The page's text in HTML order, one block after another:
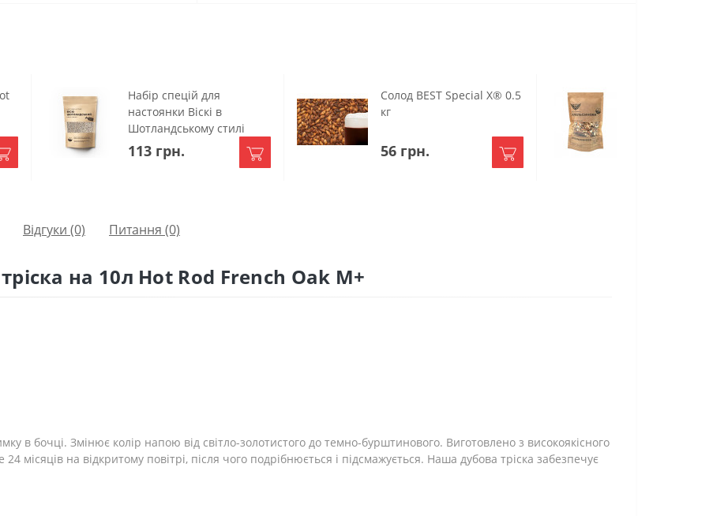
Набір спецій для
настоянки Віскі в
Шотландському стилі
113 грн.
Солод BEST Special X® 0.5
кг
56 грн.
Відгуки (0) Питання (0)
на 10л Hot Rod French Oak М+
в бочці. Змінює колір напою від світло-золотистого до темно-бурштинового. Виготовлено з високоякісного
місяців на відкритому повітрі, після чого подрібнюється і підсмажується. Наша дубова тріска забезпечує